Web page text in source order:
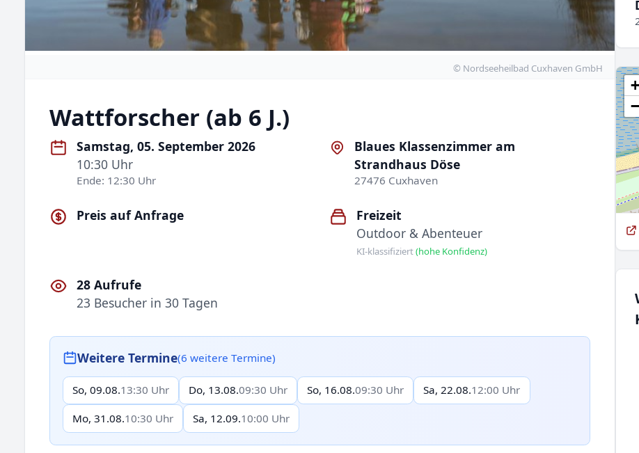
© Nordseeheilbad Cuxhaven GmbH
Wattforscher (ab 6 J.)
Samstag, 05. September 2026
10:30 Uhr
Ende: 12:30 Uhr
Blaues Klassenzimmer am
Strandhaus Döse
27476 Cuxhaven
Preis auf Anfrage
Freizeit
Outdoor & Abenteuer
KI-klassifiziert(hohe Konfidenz)
28 Aufrufe
23 Besucher in 30 Tagen
Weitere Termine(6 weitere Termine)
So, 09.08.13:30 Uhr Do, 13.08.09:30 Uhr So, 16.08.09:30 Uhr Sa, 22.08.12:00 Uhr
Mo, 31.08.10:30 Uhr Sa, 12.09.10:00 Uhr
+
−